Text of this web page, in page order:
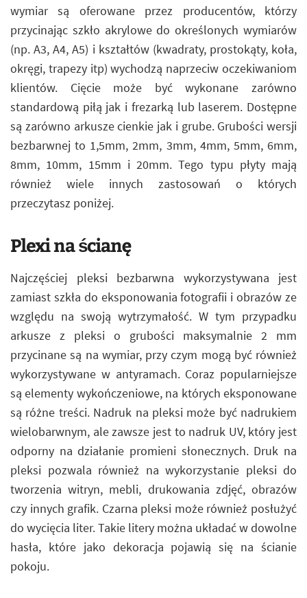
wymiar są oferowane przez producentów, którzy
przycinając szkło akrylowe do określonych wymiarów
(np. A3, A4, A5) i kształtów (kwadraty, prostokąty, koła,
okręgi, trapezy itp) wychodzą naprzeciw oczekiwaniom
klientów. Cięcie może być wykonane zarówno
standardową piłą jak i frezarką lub laserem. Dostępne
są zarówno arkusze cienkie jak i grube. Grubości wersji
bezbarwnej to 1,5mm, 2mm, 3mm, 4mm, 5mm, 6mm,
8mm, 10mm, 15mm i 20mm. Tego typu płyty mają
również wiele innych zastosowań o których
przeczytasz poniżej.
Plexi na ścianę
Najczęściej pleksi bezbarwna wykorzystywana jest
zamiast szkła do eksponowania fotografii i obrazów ze
względu na swoją wytrzymałość. W tym przypadku
arkusze z pleksi o grubości maksymalnie 2 mm
przycinane są na wymiar, przy czym mogą być również
wykorzystywane w antyramach. Coraz popularniejsze
są elementy wykończeniowe, na których eksponowane
są różne treści. Nadruk na pleksi może być nadrukiem
wielobarwnym, ale zawsze jest to nadruk UV, który jest
odporny na działanie promieni słonecznych. Druk na
pleksi pozwala również na wykorzystanie pleksi do
tworzenia witryn, mebli, drukowania zdjęć, obrazów
czy innych grafik. Czarna pleksi może również posłużyć
do wycięcia liter. Takie litery można układać w dowolne
hasła, które jako dekoracja pojawią się na ścianie
pokoju.